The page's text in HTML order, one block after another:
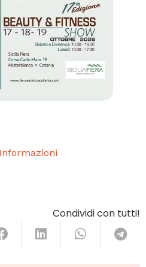
Condividi con tutti!